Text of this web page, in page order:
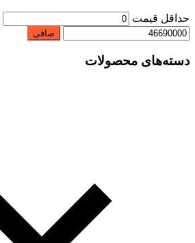
حداقل قیمت
صافی
دسته‌های محصولات